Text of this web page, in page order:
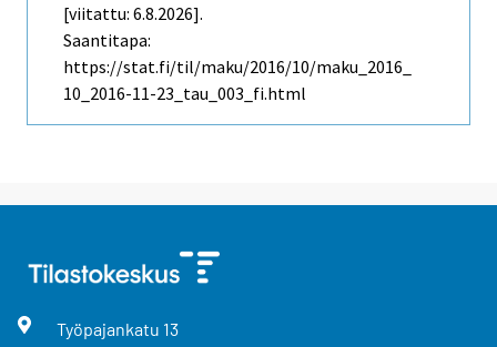
[viitattu: 6.8.2026].
Saantitapa:
https://stat.fi/til/maku/2016/10/maku_2016_
10_2016-11-23_tau_003_fi.html
Työpajankatu 13